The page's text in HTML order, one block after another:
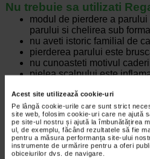
Acest site utilizează cookie-uri
Pe lângă cookie-urile care sunt strict
site web, folosim cookie-uri care ne ajută
pe site-ul nostru și ajută la îmbunătățirea
ul, de exemplu, făcând rezultatele să fie
pentru a măsura performanța site-ului
instrumente de urmărire pentru a oferi
obiceiurilor dvs. de navigare.
Nu trebuie sa utilizati
modul de pierdere a
parului si chelirea sub
nu aveti istoric familial de
pierderea parului este
nu cunoasteti motivul
pielea scalpului este
Producator: JOHNSON & JOHNSON
*Pentru pret te asteptam in cea mai